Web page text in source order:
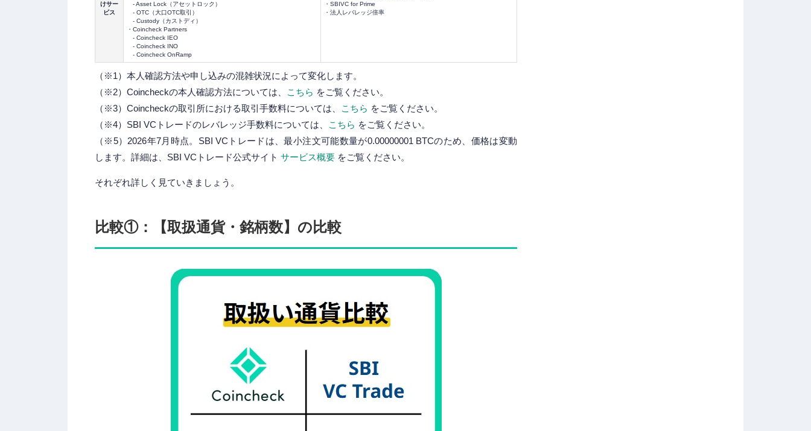
けサー
ビス
- Asset Lock（アセットロック）
- OTC（大口OTC取引）
- Custody（カストディ）
・Coincheck Partners
- Coincheck IEO
- Coincheck INO
- Coincheck OnRamp
・SBIVC for Prime
・法人レバレッジ倍率
（※1）本人確認方法や申し込みの混雑状況によって変化します。
（※2）Coincheckの本人確認方法については、
こちら をご覧ください。
（※3）Coincheckの取引所における取引手数料については、
こちら をご覧ください。
（※4）SBI VCトレードのレバレッジ手数料については、
こちら をご覧ください。
（※5）2026年7月時点。SBI VCトレードは、最小注文可能数量が0.00000001 BTCのため、価格は変動
します。詳細は、SBI VCトレード公式サイト サービス概要 をご覧ください。
それぞれ詳しく見ていきましょう。
比較①：【取扱通貨・銘柄数】の比較